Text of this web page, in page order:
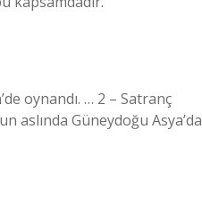
oynandı. … 2 – Satranç
aslında Güneydoğu Asya’da